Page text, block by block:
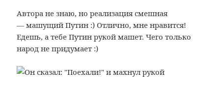
пляже
:)
Автора не знаю, но реализация смешная
— машущий Путин :) Отлично, мне нравится!
Едешь, а тебе Путин рукой машет. Чего только
народ не придумает :)